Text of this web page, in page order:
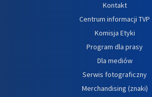
Kontakt
Centrum informacji TVP
Komisja Etyki
Program dla prasy
Dla mediów
Serwis fotograficzny
Merchandising (znaki)